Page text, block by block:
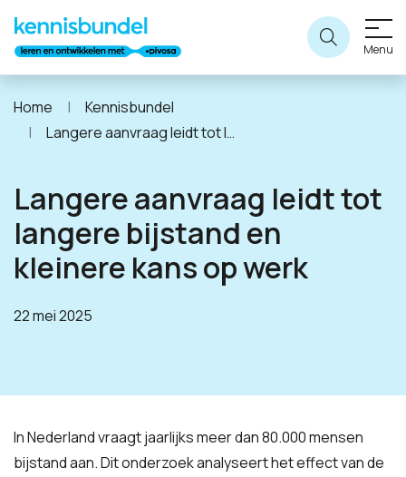
Menu
Home
Kennisbundel
Langere aanvraag leidt tot langere bijstand en kleinere kans op werk
Langere aanvraag leidt tot
langere bijstand en
kleinere kans op werk
22 mei 2025
In Nederland vraagt jaarlijks meer dan 80.000 mensen
bijstand aan. Dit onderzoek analyseert het effect van de